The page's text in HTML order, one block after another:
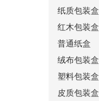
纸质包装盒
红木包装盒
普通纸盒
绒布包装盒
塑料包装盒
皮质包装盒